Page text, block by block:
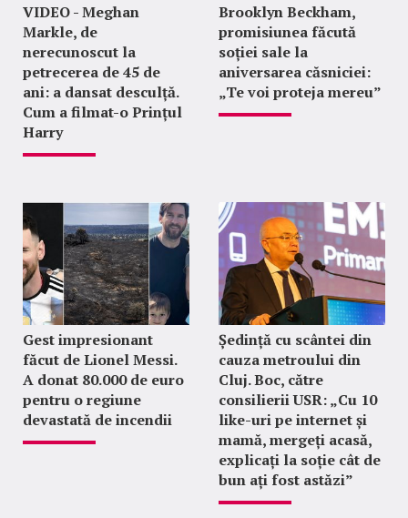
VIDEO - Meghan
Markle, de
nerecunoscut la
petrecerea de 45 de
ani: a dansat desculță.
Cum a filmat-o Prințul
Harry
Brooklyn Beckham,
promisiunea făcută
soției sale la
aniversarea căsniciei:
„Te voi proteja mereu”
Gest impresionant
făcut de Lionel Messi.
A donat 80.000 de euro
pentru o regiune
devastată de incendii
Ședință cu scântei din
cauza metroului din
Cluj. Boc, către
consilierii USR: „Cu 10
like-uri pe internet și
mamă, mergeți acasă,
explicați la soție cât de
bun ați fost astăzi”